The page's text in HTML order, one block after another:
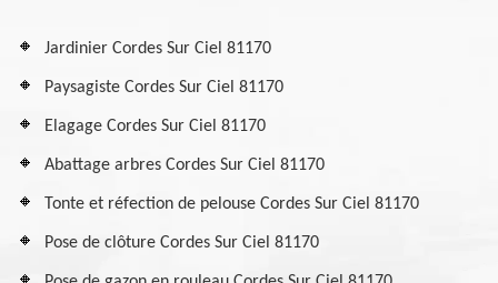
Jardinier Cordes Sur Ciel 81170
Paysagiste Cordes Sur Ciel 81170
Elagage Cordes Sur Ciel 81170
Abattage arbres Cordes Sur Ciel 81170
Tonte et réfection de pelouse Cordes Sur Ciel 81170
Pose de clôture Cordes Sur Ciel 81170